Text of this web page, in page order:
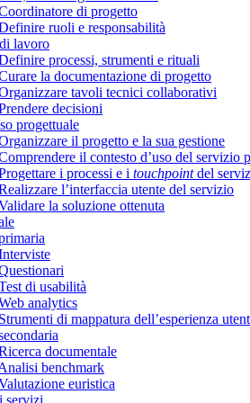
di progetto
ruoli e responsabilità
lavoro
processi, strumenti e rituali
la documentazione di progetto
tavoli tecnici collaborativi
decisioni
progettuale
il progetto e la sua gestione
il contesto d’uso del servizio
i processi e i touchpointdel
l’interfaccia utente del servizio
la soluzione ottenuta
di usabilità
analytics
di mappatura dell’esperienza
documentale
benchmark
euristica
servizi